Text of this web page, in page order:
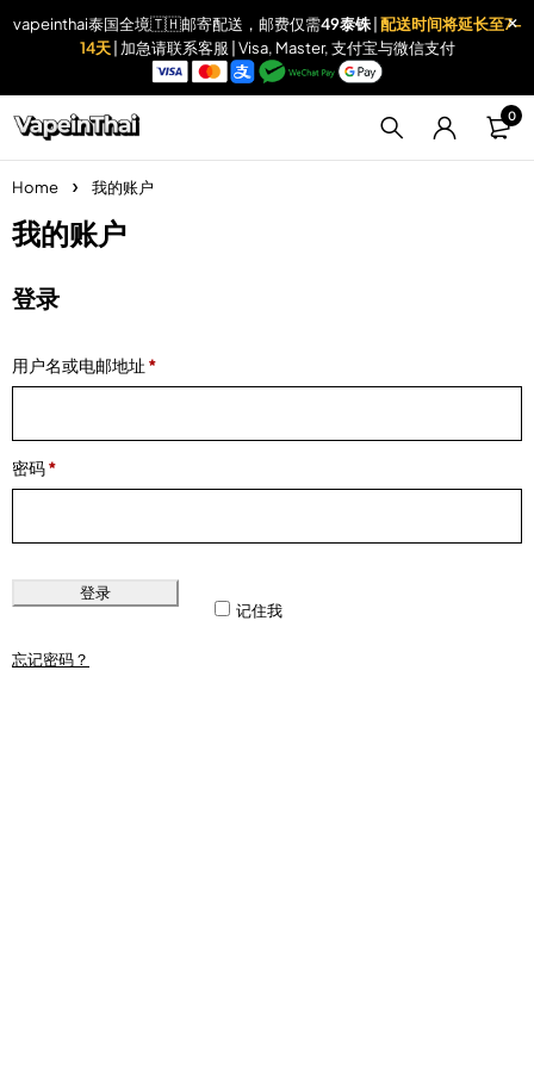
vapeinthai泰国全境🇹🇭邮寄配送，邮费仅需49泰铢| 配送时间将延长至7-
14天 | 加急请联系客服 | Visa, Master, 支付宝与微信支付
0
Home 我的账户
我的账户
登录
用户名或电邮地址 *
密码*
记住我
登录
忘记密码？